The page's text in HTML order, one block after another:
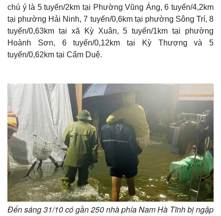
Thế giới
Multimedia
chú ý là 5 tuyến/2km tại Phường Vũng Áng, 6 tuyến/4,2km
tại phường Hải Ninh, 7 tuyến/0,6km tại phường Sông Trí, 8
tuyến/0,63km tại xã Kỳ Xuân, 5 tuyến/1km tại phường
Hoành Sơn, 6 tuyến/0,12km tại Kỳ Thượng và 5
tuyến/0,62km tại Cẩm Duệ.
Đến sáng 31/10 có gần 250 nhà phía Nam Hà Tĩnh bị ngập